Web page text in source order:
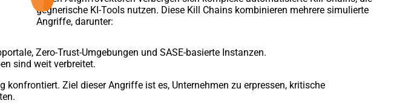
gegnerische KI-Tools nutzen. Diese Kill Chains kombinieren mehrere simulierte
Angriffe, darunter:
Zero-Trust-Umgebungen und SASE-basierte Instanzen.
sind weit verbreitet.
Ziel dieser Angriffe ist es, Unternehmen zu erpressen, kritische